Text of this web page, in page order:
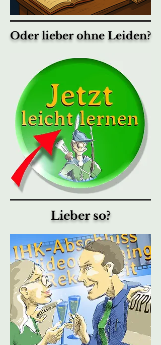
Oder lieber ohne Leiden?
Lieber so?